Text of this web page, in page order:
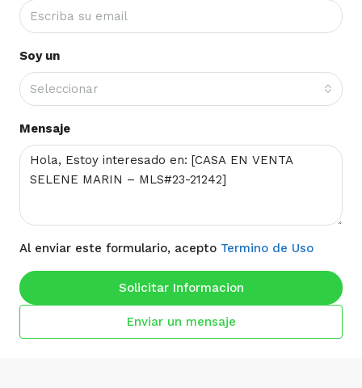
Soy un
Seleccionar
Mensaje
Al enviar este formulario, acepto Termino de Uso
Solicitar Informacion
Enviar un mensaje